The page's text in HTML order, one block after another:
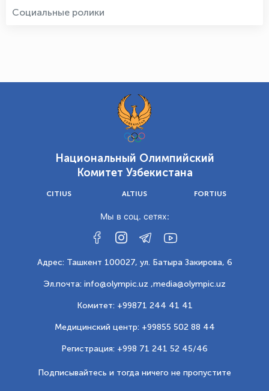
Социальные ролики
Национальный Олимпийский
Комитет Узбекистана
CITIUS ALTIUS FORTIUS
Мы в соц. сетях:
Адрес: Ташкент 100027, ул. Батыра Закирова, 6
Эл.почта: info@olympic.uz ,media@olympic.uz
Комитет: +99871 244 41 41
Медицинский центр: +99855 502 88 44
Регистрация: +998 71 241 52 45/46
Подписывайтесь и тогда ничего не пропустите